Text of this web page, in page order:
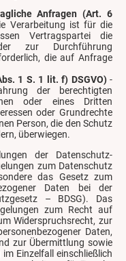
Anfragen (Art. 6
Verarbeitung ist für die
Vertragspartei die
zur Durchführung
die auf Anfrage
1 S. 1 lit. f) DSGVO)-
der berechtigten
oder eines Dritten
oder Grundrechte
Person, die den Schutz
überwiegen.
der Datenschutz-
zum Datenschutz
das Gesetz zum
Daten bei der
– BDSG). Das
zum Recht auf
Widerspruchsrecht, zur
Daten,
zur Übermittlung sowie
Einzelfall einschließlich